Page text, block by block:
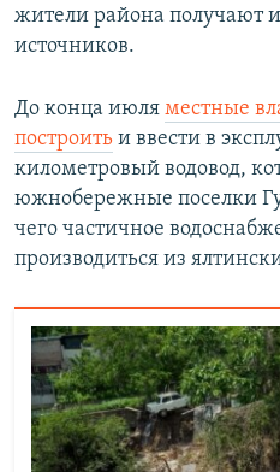
жители района получают
источников.
До конца июля местные
построить и ввести в
километровый водовод,
южнобережные поселки
чего частичное
производиться из